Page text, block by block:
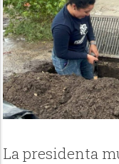
La presidenta